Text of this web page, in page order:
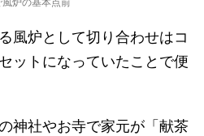
風炉として切り合わせはコ
ットになっていたことで便
神社やお寺で家元が「献茶